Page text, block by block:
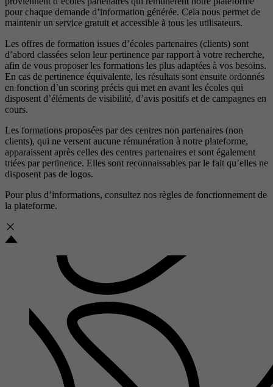
pour chaque demande d’information générée. Cela nous permet de
maintenir un service gratuit et accessible à tous les utilisateurs.
Les offres de formation issues d’écoles partenaires (clients) sont
d’abord classées selon leur pertinence par rapport à votre recherche,
afin de vous proposer les formations les plus adaptées à vos besoins.
En cas de pertinence équivalente, les résultats sont ensuite ordonnés
en fonction d’un scoring précis qui met en avant les écoles qui
disposent d’éléments de visibilité, d’avis positifs et de campagnes en
cours.
Les formations proposées par des centres non partenaires (non
clients), qui ne versent aucune rémunération à notre plateforme,
apparaissent après celles des centres partenaires et sont également
triées par pertinence. Elles sont reconnaissables par le fait qu’elles ne
disposent pas de logos.
Pour plus d’informations, consultez nos règles de fonctionnement de
la plateforme.